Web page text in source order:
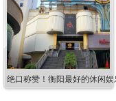
绝口称赞！衡阳最好的休闲